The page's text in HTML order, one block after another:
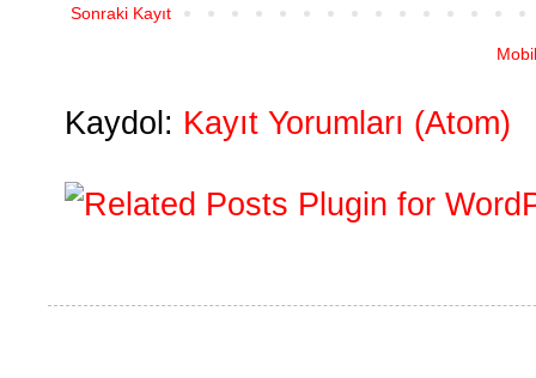
Sonraki Kayıt
Kaydol: Kayıt Yorumları (Atom)